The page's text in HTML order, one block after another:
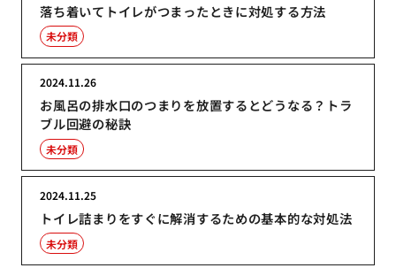
落ち着いてトイレがつまったときに対処する方法
未分類
お風呂の排水口のつまりを放置するとどうなる？トラ
ブル回避の秘訣
2024.11.26
未分類
トイレ詰まりをすぐに解消するための基本的な対処法
2024.11.25
未分類